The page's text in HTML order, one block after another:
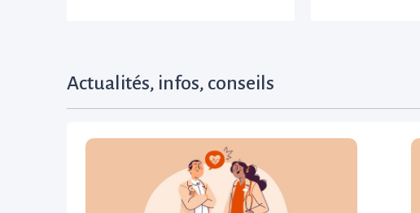
Actualités, infos, conseils